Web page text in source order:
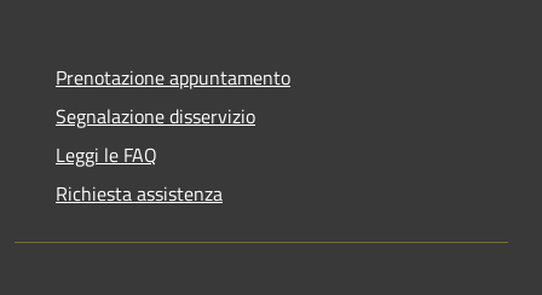
Prenotazione appuntamento
Segnalazione disservizio
Leggi le FAQ
Richiesta assistenza